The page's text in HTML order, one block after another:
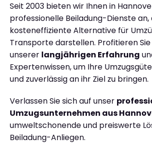
Seit 2003 bieten wir Ihnen in
professionelle Beiladung-Dienste an,
kosteneffiziente Alternative für
Transporte darstellen. Profitieren
unserer langjährigen Erfahrung
Expertenwissen, um Ihre
und zuverlässig an ihr Ziel zu bringen.
Verlassen Sie sich auf unser
Umzugsunternehmen aus
umweltschonende und preiswerte
Beiladung-Anliegen.